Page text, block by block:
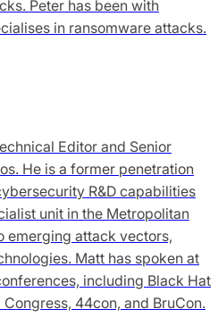
Peter has been with
in ransomware attacks.
Editor and Senior
He is a former penetration
R&D capabilities
unit in the Metropolitan
emerging attack vectors,
Matt has spoken at
including Black Hat
Congress, 44con, and BruCon.